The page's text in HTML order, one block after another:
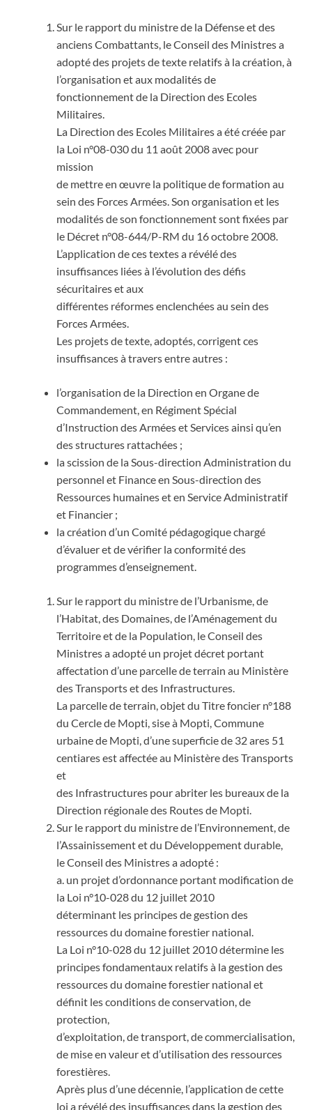
Sur le rapport du ministre de la Défense et des
anciens Combattants, le Conseil des Ministres a
adopté des projets de texte relatifs à la création, à
l’organisation et aux modalités de
fonctionnement de la Direction des Ecoles
Militaires.
La Direction des Ecoles Militaires a été créée par
la Loi n°08-030 du 11 août 2008 avec pour
mission
de mettre en œuvre la politique de formation au
sein des Forces Armées. Son organisation et les
modalités de son fonctionnement sont fixées par
le Décret n°08-644/P-RM du 16 octobre 2008.
L’application de ces textes a révélé des
insuffisances liées à l’évolution des défis
sécuritaires et aux
différentes réformes enclenchées au sein des
Forces Armées.
Les projets de texte, adoptés, corrigent ces
insuffisances à travers entre autres :
l’organisation de la Direction en Organe de
Commandement, en Régiment Spécial
d’Instruction des Armées et Services ainsi qu’en
des structures rattachées ;
la scission de la Sous-direction Administration du
personnel et Finance en Sous-direction des
Ressources humaines et en Service Administratif
et Financier ;
la création d’un Comité pédagogique chargé
d’évaluer et de vérifier la conformité des
programmes d’enseignement.
Sur le rapport du ministre de l’Urbanisme, de
l’Habitat, des Domaines, de l’Aménagement du
Territoire et de la Population, le Conseil des
Ministres a adopté un projet décret portant
affectation d’une parcelle de terrain au Ministère
des Transports et des Infrastructures.
La parcelle de terrain, objet du Titre foncier n°188
du Cercle de Mopti, sise à Mopti, Commune
urbaine de Mopti, d’une superficie de 32 ares 51
centiares est affectée au Ministère des Transports
et
des Infrastructures pour abriter les bureaux de la
Direction régionale des Routes de Mopti.
Sur le rapport du ministre de l’Environnement, de
l’Assainissement et du Développement durable,
le Conseil des Ministres a adopté :
a. un projet d’ordonnance portant modification de
la Loi n°10-028 du 12 juillet 2010
déterminant les principes de gestion des
ressources du domaine forestier national.
La Loi n°10-028 du 12 juillet 2010 détermine les
principes fondamentaux relatifs à la gestion des
ressources du domaine forestier national et
définit les conditions de conservation, de
protection,
d’exploitation, de transport, de commercialisation,
de mise en valeur et d’utilisation des ressources
forestières.
Après plus d’une décennie, l’application de cette
loi a révélé des insuffisances dans la gestion des